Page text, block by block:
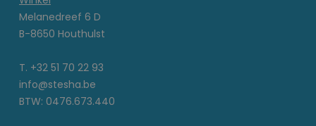
Melanedreef 6 D
B-8650 Houthulst
T. +32 51 70 22 93
info@stesha.be
BTW: 0476.673.440